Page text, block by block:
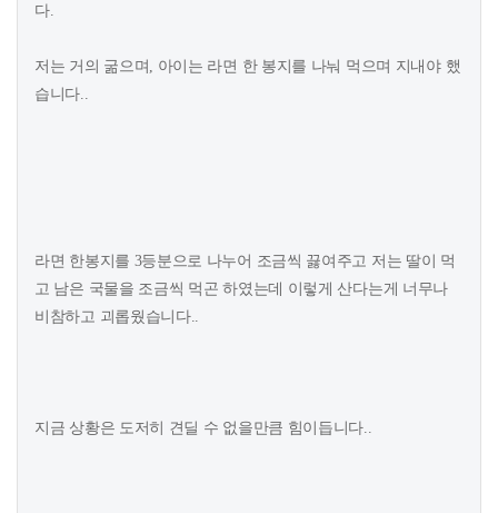
다.
저는 거의 굶으며, 아이는 라면 한 봉지를 나눠 먹으며 지내야 했
습니다..
라면 한봉지를 3등분으로 나누어 조금씩 끓여주고 저는 딸이 먹
고 남은 국물을 조금씩 먹곤 하였는데 이렇게 산다는게 너무나
비참하고 괴롭웠습니다..
지금 상황은 도저히 견딜 수 없을만큼 힘이듭니다..